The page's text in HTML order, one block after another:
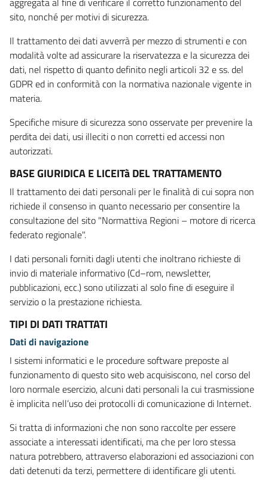
sito, nonché per motivi di sicurezza.
Il trattamento dei dati avverrà per mezzo di strumenti e con
modalità volte ad assicurare la riservatezza e la sicurezza dei
dati, nel rispetto di quanto definito negli articoli 32 e ss. del
GDPR ed in conformità con la normativa nazionale vigente in
materia.
Specifiche misure di sicurezza sono osservate per prevenire la
perdita dei dati, usi illeciti o non corretti ed accessi non
autorizzati.
BASE GIURIDICA E LICEITà DEL TRATTAMENTO
Il trattamento dei dati personali per le finalità di cui sopra non
richiede il consenso in quanto necessario per consentire la
consultazione del sito "Normattiva Regioni – motore di ricerca
federato regionale".
I dati personali forniti dagli utenti che inoltrano richieste di
invio di materiale informativo (Cd–rom, newsletter,
pubblicazioni, ecc.) sono utilizzati al solo fine di eseguire il
servizio o la prestazione richiesta.
TIPI DI DATI TRATTATI
Dati di navigazione
I sistemi informatici e le procedure software preposte al
funzionamento di questo sito web acquisiscono, nel corso del
loro normale esercizio, alcuni dati personali la cui trasmissione
è implicita nell’uso dei protocolli di comunicazione di Internet.
Si tratta di informazioni che non sono raccolte per essere
associate a interessati identificati, ma che per loro stessa
natura potrebbero, attraverso elaborazioni ed associazioni con
dati detenuti da terzi, permettere di identificare gli utenti.